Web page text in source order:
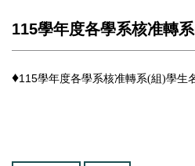
區
115學年度各學系核准轉
♦115學年度各學系核准轉系(組)學生